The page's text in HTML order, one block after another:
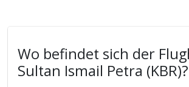
Wo befindet sich der
Sultan Ismail Petra (KBR)?